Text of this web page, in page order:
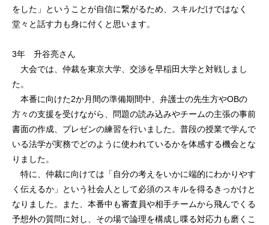
をした」ということが自信に繋がるため、スキルだけではなく
堂々と話す力も身に付くと思います。
3年 升谷亮さん
大会では、仲裁を東京大学、交渉を早稲田大学と対戦しまし
た。
本番に向けた2か月間の準備期間中、弁護士の先生方やOBの
方々の支援を受けながら、問題の読み込みやチームの主張の事前
書面の作成、プレゼンの練習を行いました。普段の授業で学んで
いる法学が実務でどのように使われているかを体感する機会とな
りました。
特に、仲裁に向けては「自分の考えをいかに端的にわかりやす
く伝えるか」という社会人として必須のスキルを得るきっかけと
なりました。また、本番中も審査員や相手チームから飛んでくる
予想外の質問に対し、その場で論理を構成し喋る対応力も磨くこ